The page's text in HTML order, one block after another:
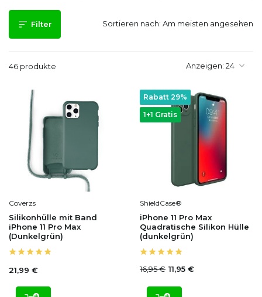
Filter
46 produkte Anzeigen:
Sortieren nach:
Coverzs
Silikonhülle mit Band
iPhone 11 Pro Max
(Dunkelgrün)
21,99 €
1+1 Gratis
Rabatt 29%
ShieldCase®
iPhone 11 Pro Max
Quadratische Silikon Hülle
(dunkelgrün)
16,95 € 11,95 €